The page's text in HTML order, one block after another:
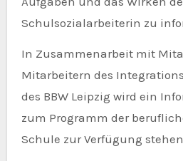
Schulsozialarbeiterin zu
In Zusammenarbeit mit
Mitarbeitern des
des BBW Leipzig wird ein
zum Programm der
Schule zur Verfügung